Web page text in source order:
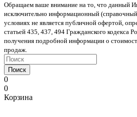
Обращаем ваше внимание на то, что данный
исключительно информационный
условиях не является публичной офертой,
статьей 435, 437, 494 Гражданского кодекса
получения подробной информации о
продаж.
Поиск
0
0
Корзина